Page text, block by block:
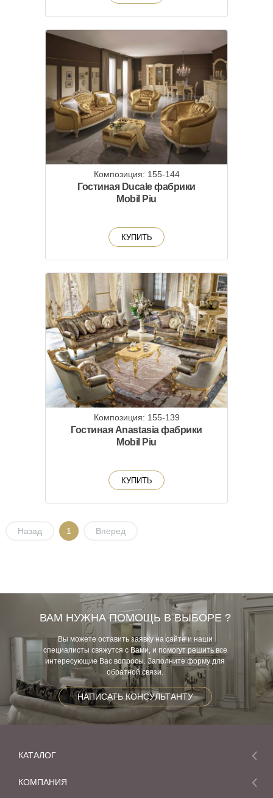
Композиция: 155-144
Гостиная Ducale фабрики
Mobil Piu
КУПИТЬ
Композиция: 155-139
Гостиная Anastasia фабрики
Mobil Piu
КУПИТЬ
Назад 1 Вперед
ВАМ НУЖНА ПОМОЩЬ В ВЫБОРЕ ?
Вы можете оставить заявку на сайте и наши
специалисты свяжутся с Вами, и помогут решить все
интересующие Вас вопросы. Заполните форму для
обратной связи.
НАПИСАТЬ КОНСУЛЬТАНТУ
КАТАЛОГ
Мебель
КОМПАНИЯ